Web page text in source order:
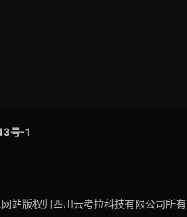
号-1
站版权归四川云考拉科技有限公司所有